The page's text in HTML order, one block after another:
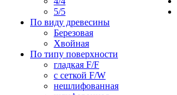
5/5
По виду древесины
Березовая
Хвойная
По типу поверхности
гладкая F/F
с сеткой F/W
нешлифованная